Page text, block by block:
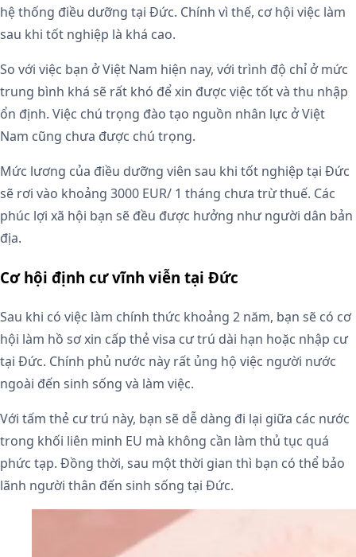
hệ thống điều dưỡng tại Đức. Chính vì thế, cơ hội việc làm
sau khi tốt nghiệp là khá cao.
So với việc bạn ở Việt Nam hiện nay, với trình độ chỉ ở mức
trung bình khá sẽ rất khó để xin được việc tốt và thu nhập
ổn định. Việc chú trọng đào tạo nguồn nhân lực ở Việt
Nam cũng chưa được chú trọng.
Mức lương của điều dưỡng viên sau khi tốt nghiệp tại Đức
sẽ rơi vào khoảng 3000 EUR/ 1 tháng chưa trừ thuế. Các
phúc lợi xã hội bạn sẽ đều được hưởng như người dân bản
địa.
Cơ hội định cư vĩnh viễn tại Đức
Sau khi có việc làm chính thức khoảng 2 năm, bạn sẽ có cơ
hội làm hồ sơ xin cấp thẻ visa cư trú dài hạn hoặc nhập cư
tại Đức. Chính phủ nước này rất ủng hộ việc người nước
ngoài đến sinh sống và làm việc.
Với tấm thẻ cư trú này, bạn sẽ dễ dàng đi lại giữa các nước
trong khối liên minh EU mà không cần làm thủ tục quá
phức tạp. Đồng thời, sau một thời gian thì bạn có thể bảo
lãnh người thân đến sinh sống tại Đức.